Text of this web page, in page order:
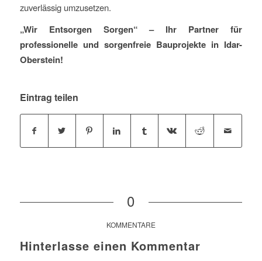
zuverlässig umzusetzen.
„Wir Entsorgen Sorgen“ – Ihr Partner für
professionelle und sorgenfreie Bauprojekte in Idar-
Oberstein!
Eintrag teilen
0
KOMMENTARE
Hinterlasse einen Kommentar